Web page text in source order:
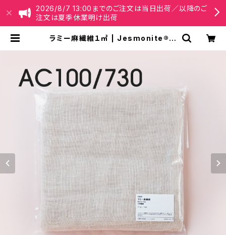
2026/8/7 13:00までのご注文は当日出荷／以降のご
注文は夏季休業明け出荷
ラミー麻繊維１㎡ | Jesmonite® J